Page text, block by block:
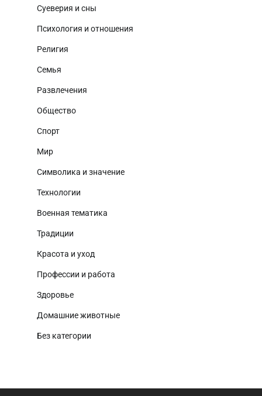
Суеверия и сны
Психология и отношения
Религия
Семья
Развлечения
Общество
Спорт
Мир
Символика и значение
Технологии
Военная тематика
Традиции
Красота и уход
Профессии и работа
Здоровье
Домашние животные
Без категории